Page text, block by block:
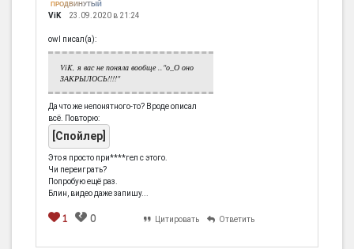
ПРОДВИНУТЫЙ
ViK 23.09.2020 в 21:24
owl писал(а):
ViK, я вас не поняла вообще .."о_О оно
ЗАКРЫЛОСЬ!!!!"
Да что же непонятного-то? Вроде описал
всё. Повторю:
[Спойлер]
если пазл
(кусочек
фото) сразу
не взял на
локации, то
Это я просто при****гел с этого.
Чи переиграть?
Попробую ещё раз.
Блин, видео даже запишу...
1 0 Цитировать Ответить